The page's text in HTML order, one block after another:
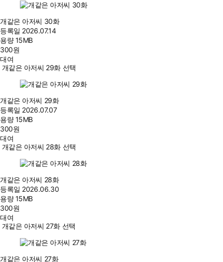
개같은 아저씨 30화
등록일 2026.07.14
용량15MB
300원
대여
개같은 아저씨 29화 선택
개같은 아저씨 29화
등록일 2026.07.07
용량15MB
300원
대여
개같은 아저씨 28화 선택
개같은 아저씨 28화
등록일 2026.06.30
용량15MB
300원
대여
개같은 아저씨 27화 선택
개같은 아저씨 27화